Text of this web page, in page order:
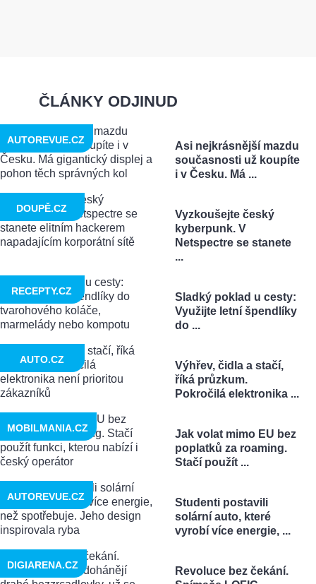
ČLÁNKY ODJINUD
Asi nejkrásnější mazdu
současnosti už koupíte
i v Česku. Má ...
AUTOREVUE.CZ
Vyzkoušejte český
kyberpunk. V
Netspectre se stanete
...
DOUPĚ.CZ
Sladký poklad u cesty:
Využijte letní špendlíky
do ...
RECEPTY.CZ
Výhřev, čidla a stačí,
říká průzkum.
Pokročilá elektronika ...
AUTO.CZ
Jak volat mimo EU bez
poplatků za roaming.
Stačí použít ...
MOBILMANIA.CZ
Studenti postavili
solární auto, které
vyrobí více energie, ...
AUTOREVUE.CZ
Revoluce bez čekání.
DIGIARENA.CZ